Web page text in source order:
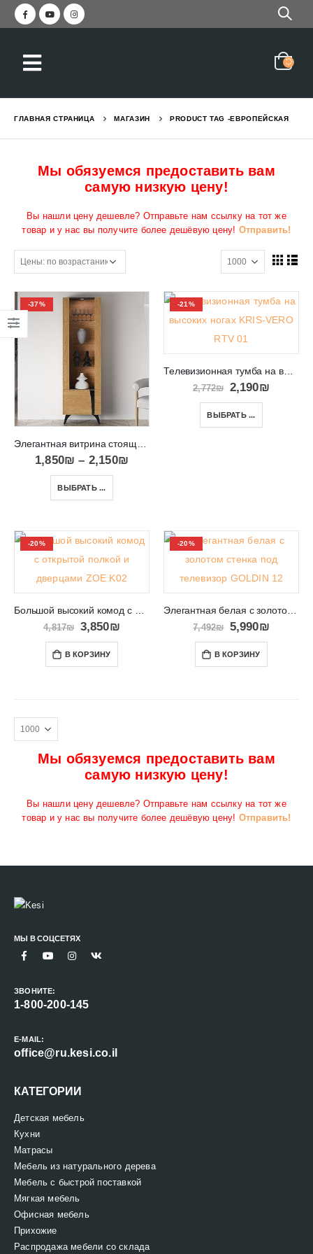
ГЛАВНАЯ СТРАНИЦА МАГАЗИН PRODUCT TAG -ЕВРОПЕЙСКАЯ
Мы обязуемся предоставить вам
самую низкую цену!
Вы нашли цену дешевле? Отправьте нам ссылку на тот же
товар и у нас вы получите более дешёвую цену! Отправить!
-37%
1,850₪ – 2,150₪
ВЫБРАТЬ ...
-21%
Телевизионная тумба на высоких ногах KRIS-VERO RTV 01
2,772₪ 2,190₪
ВЫБРАТЬ ...
-20%
4,817₪ 3,850₪
В КОРЗИНУ
-20%
Элегантная белая с золотом стенка под телевизор GOLDIN 12
7,492₪ 5,990₪
В КОРЗИНУ
Мы обязуемся предоставить вам
самую низкую цену!
Вы нашли цену дешевле? Отправьте нам ссылку на тот же
товар и у нас вы получите более дешёвую цену! Отправить!
МЫ В СОЦСЕТЯХ
ЗВОНИТЕ:
1-800-200-145
E-MAIL:
office@ru.kesi.co.il
КАТЕГОРИИ
Детская мебель
Кухни
Матрасы
Мебель из натурального дерева
Мебель с быстрой поставкой
Мягкая мебель
Офисная мебель
Прихожие
Распродажа мебели со склада